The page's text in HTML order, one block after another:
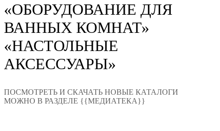
«ОБОРУДОВАНИЕ ДЛЯ
ВАННЫХ КОМНАТ»
«НАСТОЛЬНЫЕ
АКСЕССУАРЫ»
ПОСМОТРЕТЬ И СКАЧАТЬ НОВЫЕ КАТАЛОГИ
МОЖНО В РАЗДЕЛЕ {{МЕДИАТЕКА}}